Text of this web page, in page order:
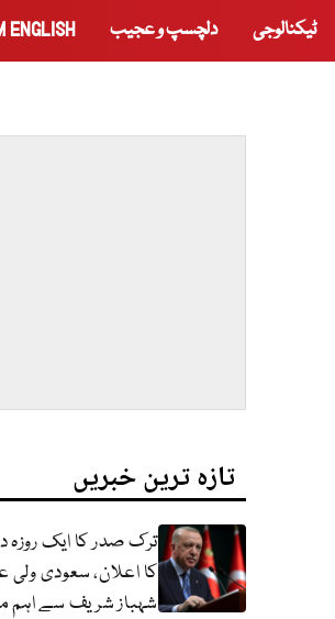
ٹیکنالوجی دلچسپ و عجیب ENGLISH
تازہ ترین خبریں
ترک صدر کا ایک
کا اعلان، سعودی ولی
شہباز شریف سے اہم